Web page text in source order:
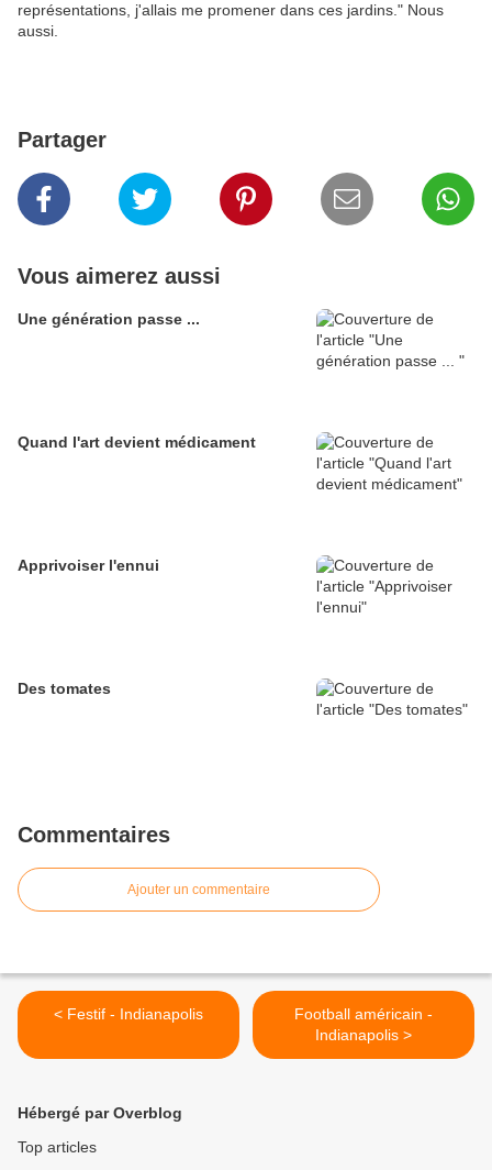
représentations, j'allais me promener dans ces jardins." Nous
aussi.
Partager
Vous aimerez aussi
Une génération passe ...
Quand l'art devient médicament
Apprivoiser l'ennui
Des tomates
Commentaires
Ajouter un commentaire
< Festif - Indianapolis
Football américain -
Indianapolis >
Hébergé par Overblog
Top articles